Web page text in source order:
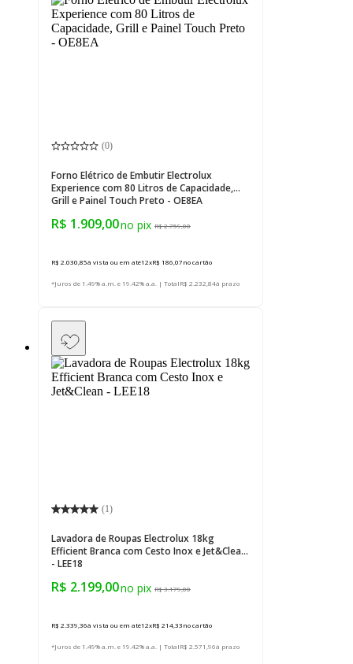
(0)
Forno Elétrico de Embutir Electrolux
Experience com 80 Litros de Capacidade,
Grill e Painel Touch Preto - OE8EA
R$ 1.909,00 R$ 2.759,00
R$ 2.030,85à vista ou em até12xR$ 186,07no cartão
*Juros de 1.49% a.m. e 19.42% a.a. | TotalR$ 2.232,84à prazo
(1)
Lavadora de Roupas Electrolux 18kg
Efficient Branca com Cesto Inox e Jet&Clean
- LEE18
R$ 2.199,00 R$ 3.179,00
R$ 2.339,36à vista ou em até12xR$ 214,33no cartão
*Juros de 1.49% a.m. e 19.42% a.a. | TotalR$ 2.571,96à prazo